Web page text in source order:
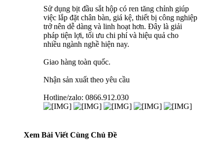
Sử dụng bịt đầu sắt hộp có ren tăng chỉnh giúp
việc lắp đặt chân bàn, giá kệ, thiết bị công nghiệp
trở nên dễ dàng và linh hoạt hơn. Đây là giải
pháp tiện lợi, tối ưu chi phí và hiệu quả cho
nhiều ngành nghề hiện nay.
Giao hàng toàn quốc.
Nhận sản xuất theo yêu cầu
Hotline/zalo: 0866.912.030
Xem Bài Viết Cùng Chủ Đề